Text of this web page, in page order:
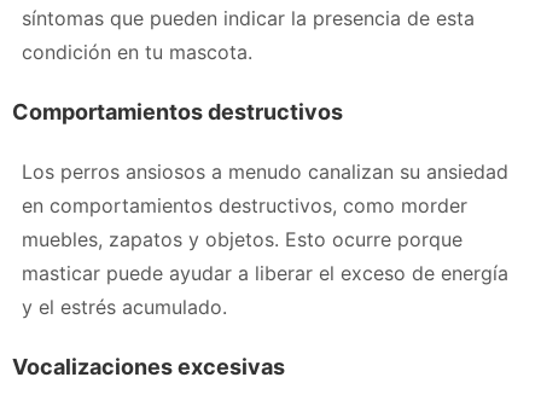
síntomas que pueden indicar la presencia de esta
condición en tu mascota.
Comportamientos destructivos
Los perros ansiosos a menudo canalizan su ansiedad
en comportamientos destructivos, como morder
muebles, zapatos y objetos. Esto ocurre porque
masticar puede ayudar a liberar el exceso de energía
y el estrés acumulado.
Vocalizaciones excesivas